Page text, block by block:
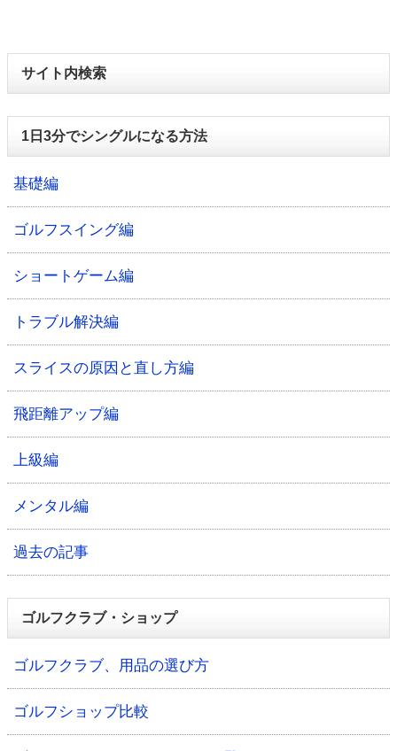
サイト内検索
1日3分でシングルになる方法
基礎編
ゴルフスイング編
ショートゲーム編
トラブル解決編
スライスの原因と直し方編
飛距離アップ編
上級編
メンタル編
過去の記事
ゴルフクラブ・ショップ
ゴルフクラブ、用品の選び方
ゴルフショップ比較